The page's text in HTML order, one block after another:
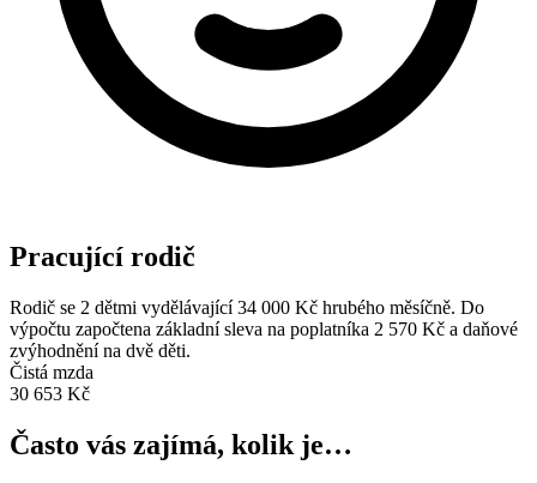
Pracující rodič
Rodič se 2 dětmi vydělávající 34 000 Kč hrubého měsíčně. Do
výpočtu započtena základní sleva na poplatníka 2 570 Kč a daňové
zvýhodnění na dvě děti.
Čistá mzda
30 653 Kč
Často vás zajímá, kolik je…